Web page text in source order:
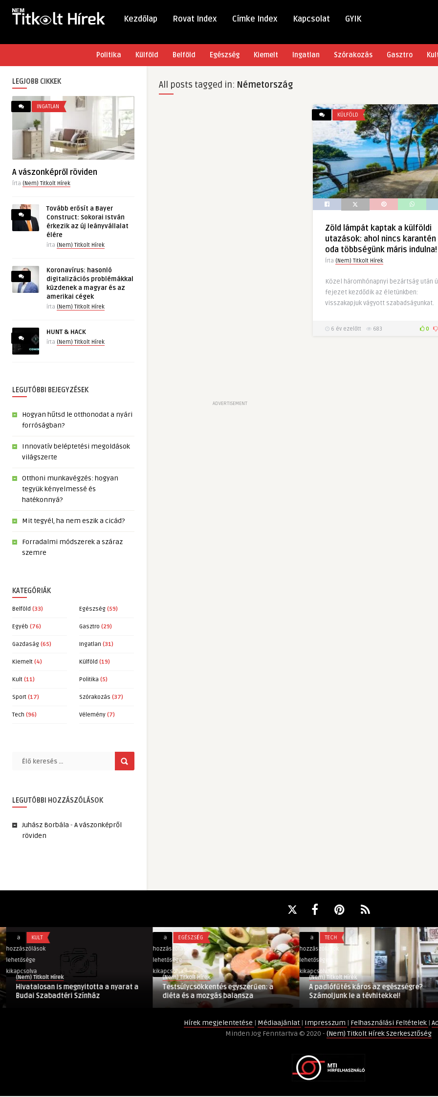
Kezdőlap Rovat Index Címke Index Kapcsolat GYIK
Politika Külföld Belföld Egészség Kiemelt Ingatlan Szórakozás Gasztro
LEGJOBB CIKKEK
INGATLAN
A vászonképről röviden
Írta (Nem) Titkolt Hírek
Tovább erősít a Bayer
Construct: Sokorai István
érkezik az új leányvállalat
élére
írta (Nem) Titkolt Hírek
Koronavírus: hasonló
digitalizációs problémákkal
küzdenek a magyar és az
amerikai cégek
írta (Nem) Titkolt Hírek
HUNT & HACK
írta (Nem) Titkolt Hírek
LEGUTÓBBI BEJEGYZÉSEK
Hogyan hűtsd le otthonodat a nyári
forróságban?
Innovatív beléptetési megoldások
világszerte
Otthoni munkavégzés: hogyan
tegyük kényelmessé és
hatékonnyá?
Mit tegyél, ha nem eszik a cicád?
Forradalmi módszerek a száraz
szemre
KATEGÓRIÁK
Belföld (33) Egészség (59)
Egyéb (76) Gasztro (29)
Gazdaság (65) Ingatlan (31)
Kiemelt (4) Külföld (19)
Kult (11) Politika (5)
Sport (17) Szórakozás (37)
Tech (96) Vélemény (7)
LEGUTÓBBI HOZZÁSZÓLÁSOK
Juhász Borbála - A vászonképről
röviden
All posts tagged in: Németország
ADVERTISEMENT
KÜLFÖLD
Zöld lámpát kaptak a külföldi
utazások: ahol nincs karantén
oda többségünk máris indulna!
Írta (Nem) Titkolt Hírek
Közel háromhónapnyi bezártság után
fejezet kezdődik az életünkben:
visszakapjuk vágyott szabadságunkat.
6 év ezelőtt 683 0
Hivatalosan
is
megnyitotta
a
nyarat
a
hozzászólások
lehetősége
kikapcsolva
KULT
(Nem) Titkolt Hírek
Hivatalosan is megnyitotta a nyarat a
Budai Szabadtéri Színház
Testsúlycsökkentés
egyszerűen:
a
diéta
és
a
bejegyzéshez
hozzászólások
lehetősége
kikapcsolva
EGÉSZSÉG
(Nem) Titkolt Hírek
Testsúlycsökkentés egyszerűen: a
diéta és a mozgás balansza
A
padlófűtés
káros
az
egészségre?
Számoljunk
tévhitekkel!
bejegyzéshez
hozzászólások
lehetősége
kikapcsolva
TECH
(Nem) Titkolt Hírek
A padlófűtés káros az egészségre?
Számoljunk le a tévhitekkel!
Hírek megjelentetése | Médiaajánlat | Impresszum | Felhasználási Feltételek |
Minden Jog Fenntartva © 2020 - (Nem) Titkolt Hírek Szerkesztőség